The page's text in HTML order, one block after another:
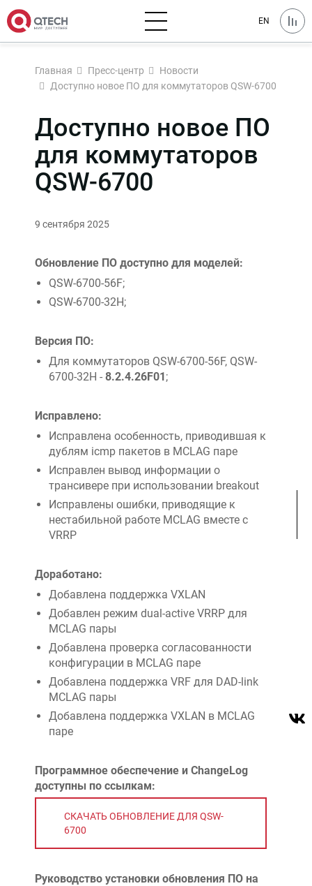
EN
Главная Пресс-центр
Новости
Доступно новое ПО для коммутаторов QSW-6700
Доступно новое ПО
для коммутаторов
QSW-6700
9 сентября 2025
Обновление ПО доступно для моделей:
QSW-6700-56F;
QSW-6700-32H;
Версия ПО:
Для коммутаторов QSW-6700-56F, QSW-
6700-32H - 8.2.4.26F01;
Исправлено:
Исправлена особенность, приводившая к
дублям icmp пакетов в MCLAG паре
Исправлен вывод информации о
трансивере при использовании breakout
Исправлены ошибки, приводящие к
нестабильной работе MCLAG вместе с
VRRP
Доработано:
Добавлена поддержка VXLAN
Добавлен режим dual-active VRRP для
MCLAG пары
Добавлена проверка согласованности
конфигурации в MCLAG паре
Добавлена поддержка VRF для DAD-link
MCLAG пары
Добавлена поддержка VXLAN в MCLAG
паре
Программное обеспечение и ChangeLog
доступны по ссылкам:
СКАЧАТЬ ОБНОВЛЕНИЕ ДЛЯ QSW-
6700
Руководство установки обновления ПО на